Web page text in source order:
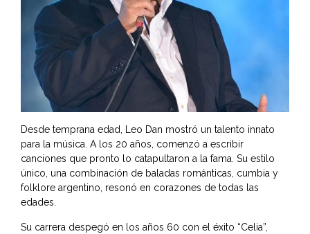
Desde temprana edad, Leo Dan mostró un talento innato
para la música. A los 20 años, comenzó a escribir
canciones que pronto lo catapultaron a la fama. Su estilo
único, una combinación de baladas románticas, cumbia y
folklore argentino, resonó en corazones de todas las
edades.
Su carrera despegó en los años 60 con el éxito “Celia”,